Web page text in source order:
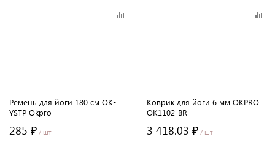
Ремень для йоги 180 см OK-
YSTP Okpro
285 ₽ / шт
Коврик для йоги 6 мм OKPRO
OK1102-BR
3 418.03 ₽ / шт